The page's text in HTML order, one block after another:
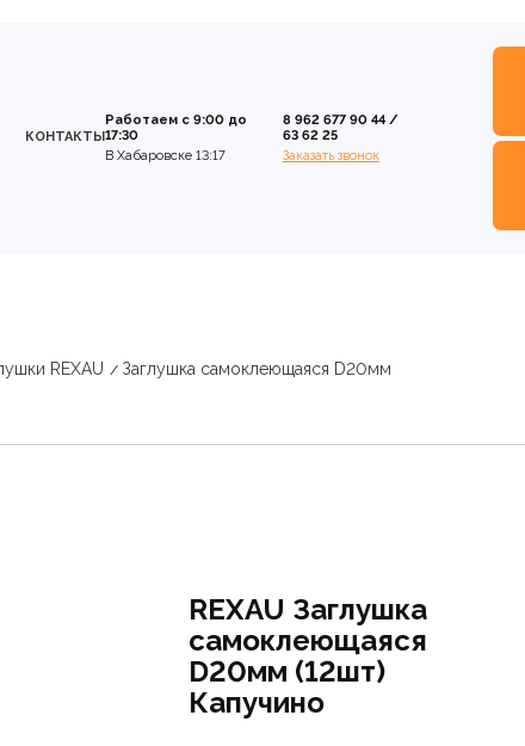
КОНТАКТЫ
Работаем с 9:00 до
17:30
В Хабаровске 13:17
8 962 677 90 44/
63 62 25
Заказать звонок
REXAU
Заглушка самоклеющаяся D20мм
REXAU Заглушка
самоклеющаяся
D20мм (12шт)
Капучино